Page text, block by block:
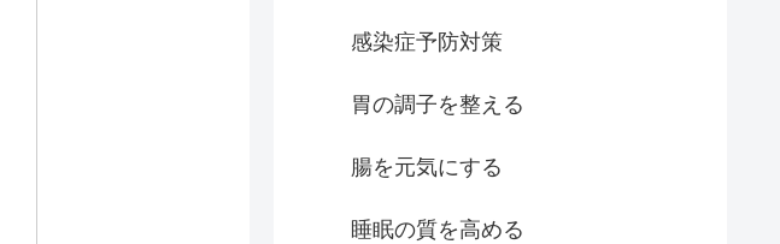
感染症予防対策
胃の調子を整える
腸を元気にする
睡眠の質を高める